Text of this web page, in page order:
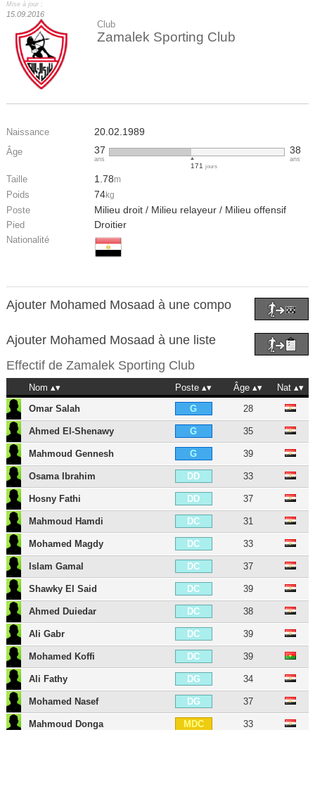
Mise à jour :
15.09.2016
Club
Zamalek Sporting Club
Naissance 20.02.1989
Âge 37
ans
171jours
38
ans
Taille 1.78m
Poids 74kg
Poste Milieu droit / Milieu relayeur / Milieu offensif
Pied Droitier
Nationalité
Ajouter Mohamed Mosaad à une compo
Ajouter Mohamed Mosaad à une liste
Effectif de Zamalek Sporting Club
Nom Poste Âge
Nat
Omar Salah
G 28
Ahmed El-Shenawy G 35
Mahmoud Gennesh G 39
Osama Ibrahim DD 33
Hosny Fathi DD 37
Mahmoud Hamdi DC 31
Mohamed Magdy DC 33
Islam Gamal DC 37
Shawky El Said DC 39
Ahmed Duiedar DC 38
Ali Gabr DC 39
Mohamed Koffi DC 39
Ali Fathy DG 34
Mohamed Nasef DG 37
Mahmoud Donga MDC 33